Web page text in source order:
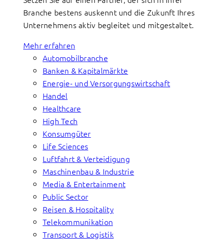
Branche bestens auskennt und die Zukunft Ihres
Unternehmens aktiv begleitet und mitgestaltet.
Mehr erfahren
Automobilbranche
Banken & Kapitalmärkte
Energie- und Versorgungswirtschaft
Handel
Healthcare
High Tech
Konsumgüter
Life Sciences
Luftfahrt & Verteidigung
Maschinenbau & Industrie
Media & Entertainment
Public Sector
Reisen & Hospitality
Telekommunikation
Transport & Logistik